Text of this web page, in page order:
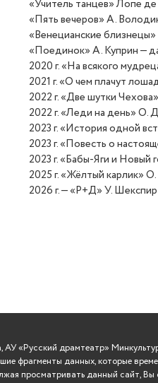
«Учитель танцев» Лопе
«Пять вечеров» А.
«Венецианские
«Поединок» А. Куприн —
2020 г. «На всякого
2021 г. «О чем плачут
2022 г. «Две шутки
2022 г. «Леди на день» О.
2023 г. «История одной
2023 г. «Повесть о
2023 г. «Бабы-Яги и
2025 г. «Жёлтый карлик»
2026 г. — «Р+Д» У.
АУ «Русский драмтеатр»
фрагменты данных, которые
просматривать данный сайт,